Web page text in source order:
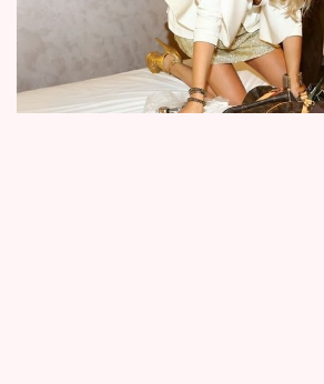
Sledujte prima+
Filmový festival Karlovy
že přes erotickou platformu
zvrhlíkům, za ty peníze to ale